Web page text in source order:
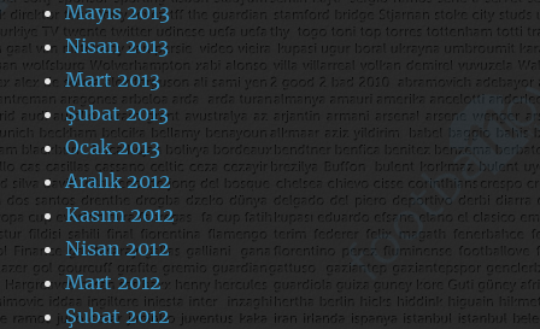
Mayıs 2013
Nisan 2013
Mart 2013
Şubat 2013
Ocak 2013
Aralık 2012
Kasım 2012
Nisan 2012
Mart 2012
Şubat 2012